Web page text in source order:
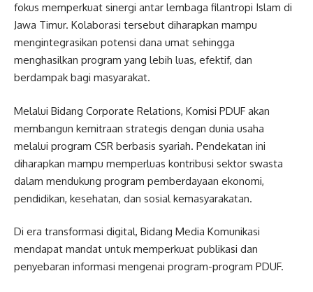
fokus memperkuat sinergi antar lembaga filantropi Islam di
Jawa Timur. Kolaborasi tersebut diharapkan mampu
mengintegrasikan potensi dana umat sehingga
menghasilkan program yang lebih luas, efektif, dan
berdampak bagi masyarakat.
Melalui Bidang Corporate Relations, Komisi PDUF akan
membangun kemitraan strategis dengan dunia usaha
melalui program CSR berbasis syariah. Pendekatan ini
diharapkan mampu memperluas kontribusi sektor swasta
dalam mendukung program pemberdayaan ekonomi,
pendidikan, kesehatan, dan sosial kemasyarakatan.
Di era transformasi digital, Bidang Media Komunikasi
mendapat mandat untuk memperkuat publikasi dan
penyebaran informasi mengenai program-program PDUF.